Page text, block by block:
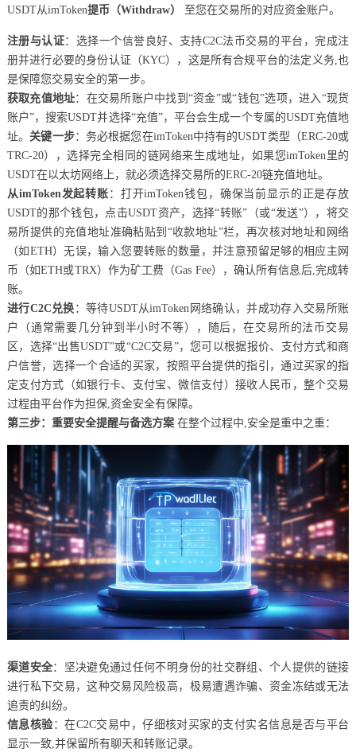
USDT从imToken提币（Withdraw） 至您在交易所的对应资金账户。
注册与认证：选择一个信誉良好、支持C2C法币交易的平台，完成注
册并进行必要的身份认证（KYC），这是所有合规平台的法定义务,也
是保障您交易安全的第一步。
获取充值地址：在交易所账户中找到“资金”或“钱包”选项，进入“现货
账户”，搜索USDT并选择“充值”，平台会生成一个专属的USDT充值地
址。 关键一步：务必根据您在imToken中持有的USDT类型（ERC-20或
TRC-20），选择完全相同的链网络来生成地址，如果您imToken里的
USDT在以太坊网络上，就必须选择交易所的ERC-20链充值地址。
从imToken发起转账 ：打开imToken钱包，确保当前显示的正是存放
USDT的那个钱包，点击USDT资产，选择“转账”（或“发送”），将交
易所提供的充值地址准确粘贴到“收款地址”栏，再次核对地址和网络
（如ETH）无误，输入您要转账的数量，并注意预留足够的相应主网
币（如ETH或TRX）作为矿工费（Gas Fee），确认所有信息后,完成转
账。
进行C2C兑换 ：等待USDT从imToken网络确认，并成功存入交易所账
户（通常需要几分钟到半小时不等），随后，在交易所的法币交易
区，选择“出售USDT”或“C2C交易”，您可以根据报价、支付方式和商
户信誉，选择一个合适的买家，按照平台提供的指引，通过买家的指
定支付方式（如银行卡、支付宝、微信支付）接收人民币，整个交易
过程由平台作为担保,资金安全有保障。
第三步：重要安全提醒与备选方案在整个过程中,安全是重中之重：
渠道安全：坚决避免通过任何不明身份的社交群组、个人提供的链接
进行私下交易，这种交易风险极高，极易遭遇诈骗、资金冻结或无法
追责的纠纷。
信息核验：在C2C交易中，仔细核对买家的支付实名信息是否与平台
显示一致,并保留所有聊天和转账记录。